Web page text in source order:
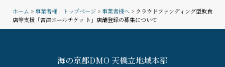
ホーム >事業者様 トップページ >事業者様へ > クラウドファンディング型飲食
店等支援「宮津エールチケッ ト」店舗登録の募集について
海の京都DMO 天橋立地域本部